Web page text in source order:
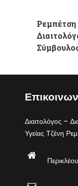
Ρεμπέτση
Διαιτολόγος –
Υγείας Τζένη